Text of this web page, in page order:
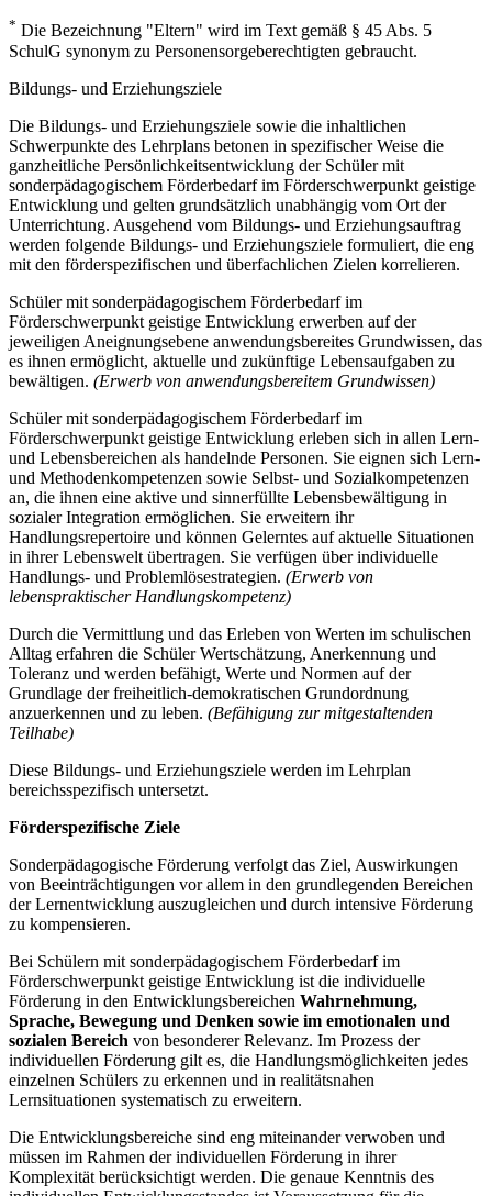
* Die Bezeichnung "Eltern" wird im Text gemäß § 45 Abs. 5
SchulG synonym zu Personensorgeberechtigten gebraucht.
Bildungs- und Erziehungsziele
Die Bildungs- und Erziehungsziele sowie die inhaltlichen
Schwerpunkte des Lehrplans betonen in spezifischer Weise die
ganzheitliche Persönlichkeitsentwicklung der Schüler mit
sonderpädagogischem Förderbedarf im Förderschwerpunkt geistige
Entwicklung und gelten grundsätzlich unabhängig vom Ort der
Unterrichtung. Ausgehend vom Bildungs- und Erziehungsauftrag
werden folgende Bildungs- und Erziehungsziele formuliert, die eng
mit den förderspezifischen und überfachlichen Zielen korrelieren.
Schüler mit sonderpädagogischem Förderbedarf im
Förderschwerpunkt geistige Entwicklung erwerben auf der
jeweiligen Aneignungsebene anwendungsbereites Grundwissen, das
es ihnen ermöglicht, aktuelle und zukünftige Lebensaufgaben zu
bewältigen. (Erwerb von anwendungsbereitem Grundwissen)
Schüler mit sonderpädagogischem Förderbedarf im
Förderschwerpunkt geistige Entwicklung erleben sich in allen Lern-
und Lebensbereichen als handelnde Personen. Sie eignen sich Lern-
und Methodenkompetenzen sowie Selbst- und Sozialkompetenzen
an, die ihnen eine aktive und sinnerfüllte Lebensbewältigung in
sozialer Integration ermöglichen. Sie erweitern ihr
Handlungsrepertoire und können Gelerntes auf aktuelle Situationen
in ihrer Lebenswelt übertragen. Sie verfügen über individuelle
Handlungs- und Problemlösestrategien. (Erwerb von
lebenspraktischer Handlungskompetenz)
Durch die Vermittlung und das Erleben von Werten im schulischen
Alltag erfahren die Schüler Wertschätzung, Anerkennung und
Toleranz und werden befähigt, Werte und Normen auf der
Grundlage der freiheitlich-demokratischen Grundordnung
anzuerkennen und zu leben. (Befähigung zur mitgestaltenden
Teilhabe)
Diese Bildungs- und Erziehungsziele werden im Lehrplan
bereichsspezifisch untersetzt.
Förderspezifische Ziele
Sonderpädagogische Förderung verfolgt das Ziel, Auswirkungen
von Beeinträchtigungen vor allem in den grundlegenden Bereichen
der Lernentwicklung auszugleichen und durch intensive Förderung
zu kompensieren.
Bei Schülern mit sonderpädagogischem Förderbedarf im
Förderschwerpunkt geistige Entwicklung ist die individuelle
Förderung in den Entwicklungsbereichen Wahrnehmung,
Sprache, Bewegung und Denken sowie im emotionalen und
sozialen Bereich von besonderer Relevanz. Im Prozess der
individuellen Förderung gilt es, die Handlungsmöglichkeiten jedes
einzelnen Schülers zu erkennen und in realitätsnahen
Lernsituationen systematisch zu erweitern.
Die Entwicklungsbereiche sind eng miteinander verwoben und
müssen im Rahmen der individuellen Förderung in ihrer
Komplexität berücksichtigt werden. Die genaue Kenntnis des